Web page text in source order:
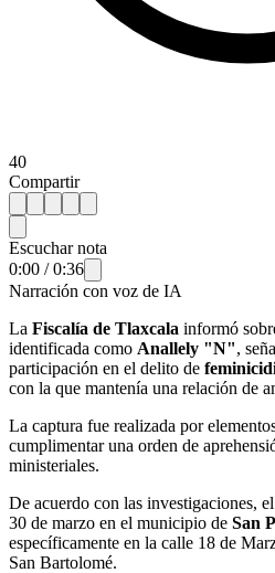
40
Compartir
Escuchar nota
0:00 /0:36
Narración con voz de IA
La Fiscalía de Tlaxcala informó
identificada como Anallely "N",
participación en el delito de
con la que mantenía una relación de
La captura fue realizada por
cumplimentar una orden de
ministeriales.
De acuerdo con las investigaciones, el
30 de marzo en el municipio de San
específicamente en la calle 18 de
San Bartolomé.